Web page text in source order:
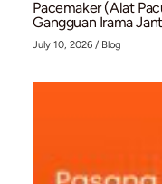
July 13, 2026/Blog